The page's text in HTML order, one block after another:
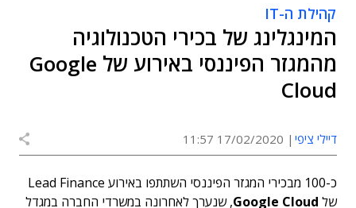
קהילת ה-IT
המינגלינג של בכירי הטכנולוגיה
מהמגזר הפיננסי באירוע של Google
Cloud
דיילי ציפי 17/02/2020 11:57
כ-100 מבכירי המגזר הפיננסי השתתפו באירוע Lead Finance
של
Google Cloud
, שנערך לאחרונה במשרדי החברה במגדל